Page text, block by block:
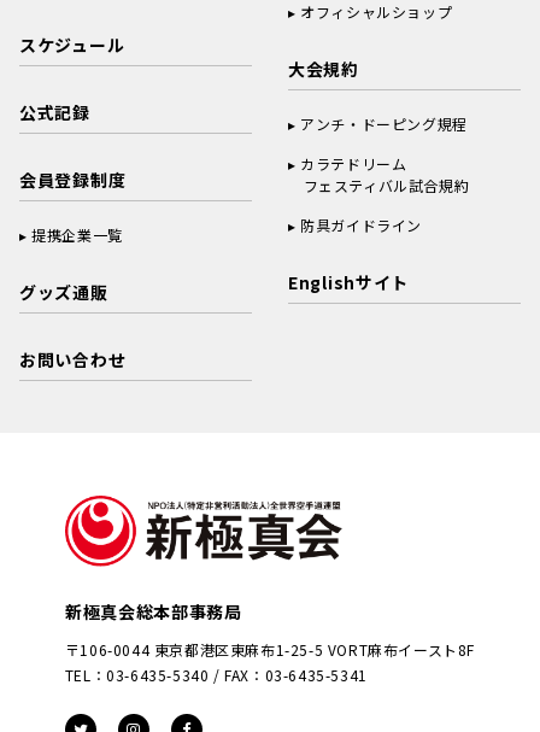
スケジュール
公式記録
会員登録制度
提携企業一覧
グッズ通販
お問い合わせ
オフィシャルショップ
大会規約
アンチ・ドーピング規程
カラテドリーム
フェスティバル試合規約
防具ガイドライン
Englishサイト
新極真会総本部事務局
〒106-0044 東京都港区東麻布1-25-5 VORT麻布イースト8F
TEL：03-6435-5340 / FAX：03-6435-5341